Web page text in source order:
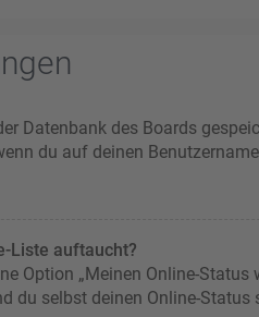
Datenbank des Boards
du auf deinen
Liste auftaucht?
Option „Meinen Online-Status
du selbst deinen Online-